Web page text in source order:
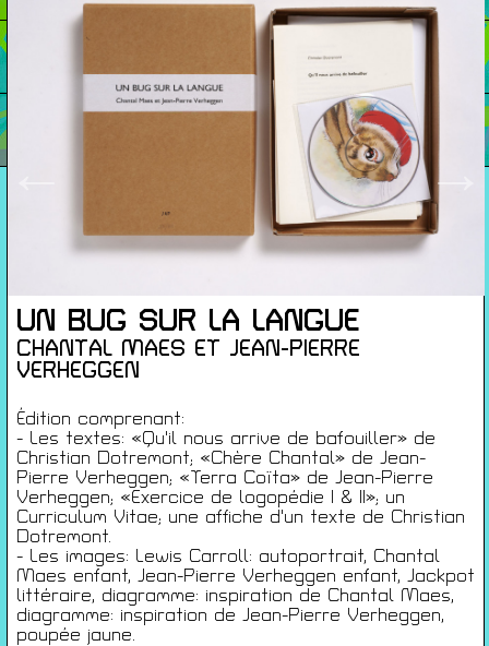
← →
UN BUG SUR LA LANGUE
CHANTAL MAES ET JEAN-PIERRE
VERHEGGEN
Édition comprenant:
- Les textes: «Qu'il nous arrive de bafouiller» de
Christian Dotremont; «Chère Chantal» de Jean-
Pierre Verheggen; «Terra Coïta» de Jean-Pierre
Verheggen; «Exercice de logopédie I & II»; un
Curriculum Vitae; une affiche d'un texte de Christian
Dotremont.
- Les images: Lewis Carroll: autoportrait, Chantal
Maes enfant, Jean-Pierre Verheggen enfant, Jackpot
littéraire, diagramme: inspiration de Chantal Maes,
diagramme: inspiration de Jean-Pierre Verheggen,
poupée jaune.
Cartes De Membre
Saisons Précédentes
À propos
Infos pratiques
S'inscrire à la Newsletter
Mentions légales
Conditions générales de ventes
Gérer les cookies
Conférences
Films
Rencontres
Architecture + Film
Expositions
Artists Print